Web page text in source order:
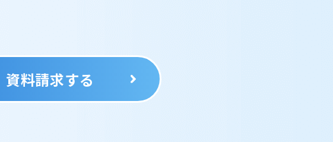
資料請求する